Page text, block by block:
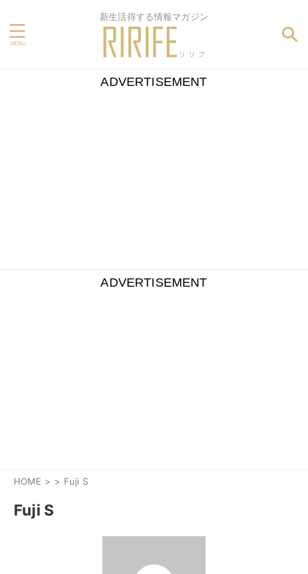
新生活得する情報マガジン
ADVERTISEMENT
ADVERTISEMENT
HOME > Fuji S
Fuji S